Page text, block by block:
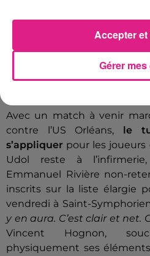
une place de titulaire, alors
Boulaya et Habib Diallo
dernières semaines.
Écouter le podcast
Avec un match à venir
contre l’US Orléans,
le
s’appliquer pour les joueurs
Udol reste à
Emmanuel Rivière non-
inscrits sur la liste élargie
vendredi à Saint-
y en aura. C’est clair et net.
Vincent Hognon,
physiquement ses
Gérer
Accepter